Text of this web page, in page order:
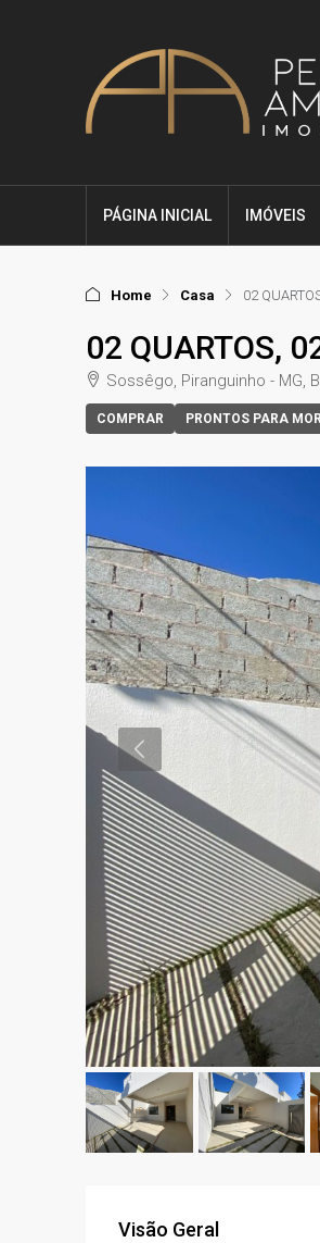
PÁGINA INICIAL IMÓVEIS
Home Casa 02
02 QUARTOS,
Sossêgo, Piranguinho - MG,
COMPRAR PRONTOS PARA
Visão Geral